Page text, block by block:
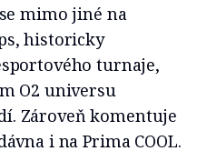
mimo jiné na
historicky
turnaje,
O2 universu
Zároveň komentuje
i na Prima COOL.